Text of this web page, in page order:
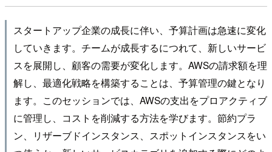
スタートアップ企業の成長に伴い、予算計画は急速に変化
していきます。チームが成長するにつれて、新しいサービ
スを展開し、顧客の需要が変化します。AWSの請求額を理
解し、最適化戦略を構築することは、予算管理の鍵となり
ます。このセッションでは、AWSの支出をプロアクティブ
に管理し、コストを削減する方法を学びます。節約プラ
ン、リザーブドインスタンス、スポットインスタンスをい